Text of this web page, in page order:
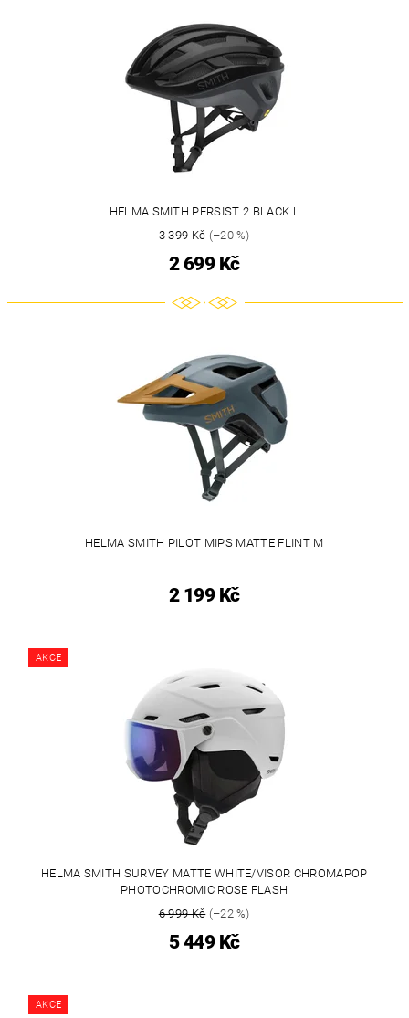
HELMA SMITH PERSIST 2 BLACK L
3 399 Kč(–20 %)
2 699 Kč
HELMA SMITH PILOT MIPS MATTE FLINT M
2 199 Kč
AKCE
HELMA SMITH SURVEY MATTE WHITE/VISOR CHROMAPOP
PHOTOCHROMIC ROSE FLASH
6 999 Kč(–22 %)
5 449 Kč
AKCE